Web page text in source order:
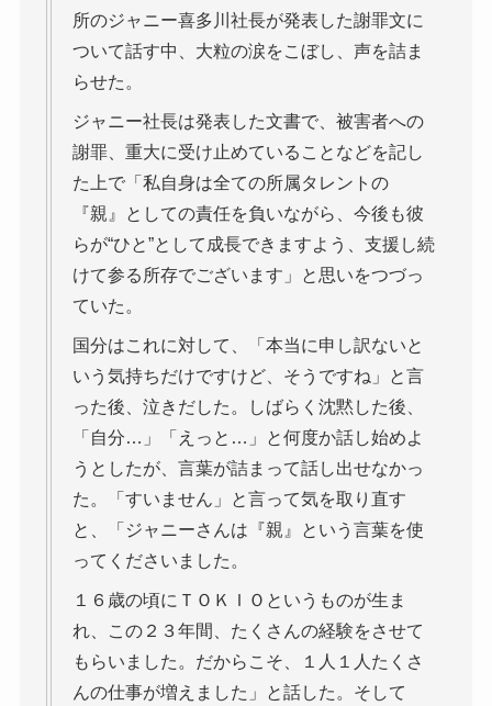
所のジャニー喜多川社長が発表した謝罪文に
ついて話す中、大粒の涙をこぼし、声を詰ま
らせた。
ジャニー社長は発表した文書で、被害者への
謝罪、重大に受け止めていることなどを記し
た上で「私自身は全ての所属タレントの
『親』としての責任を負いながら、今後も彼
らが“ひと”として成長できますよう、支援し続
けて参る所存でございます」と思いをつづっ
ていた。
国分はこれに対して、「本当に申し訳ないと
いう気持ちだけですけど、そうですね」と言
った後、泣きだした。しばらく沈黙した後、
「自分…」「えっと…」と何度か話し始めよ
うとしたが、言葉が詰まって話し出せなかっ
た。「すいません」と言って気を取り直す
と、「ジャニーさんは『親』という言葉を使
ってくださいました。
１６歳の頃にＴＯＫＩＯというものが生ま
れ、この２３年間、たくさんの経験をさせて
もらいました。だからこそ、１人１人たくさ
んの仕事が増えました」と話した。そして